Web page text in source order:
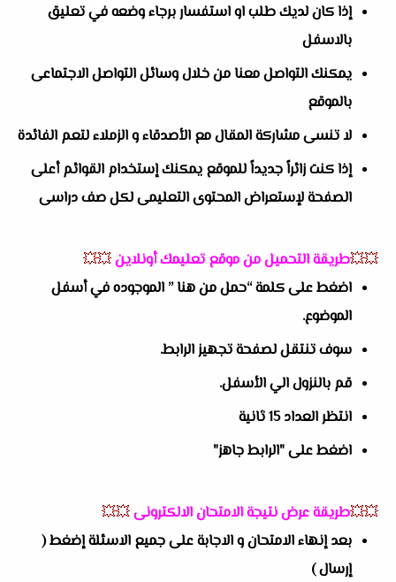
إذا كان لديك طلب او استفسار برجاء وضعه في تعليق
بالاسفل
يمكنك التواصل معنا من خلال وسائل التواصل الاجتماعى
بالموقع
لا تنسى مشاركة المقال مع الأصدقاء و الزملاء لتعم الفائدة
إذا كنت زائراً جديداً للموقع يمكنك إستخدام القوائم أعلى
الصفحة لإستعراض المحتوى التعليمى لكل صف دراسى
💥💥طريقة التحميل من موقع تعليمك أونلاين💥💥
اضغط على كلمة “حمل من هنا ” الموجوده في أسفل
الموضوع.
سوف تنتقل لصفحة تجهيز الرابط.
قم بالنزول الي الأسفل.
انتظر العداد 15 ثانية
اضغط على "الرابط جاهز"
💥💥طريقة عرض نتيجة الامتحان الالكترونى💥💥
بعد إنهاء الامتحان و الاجابة على جميع الاسئلة إضغط (
إرسال )